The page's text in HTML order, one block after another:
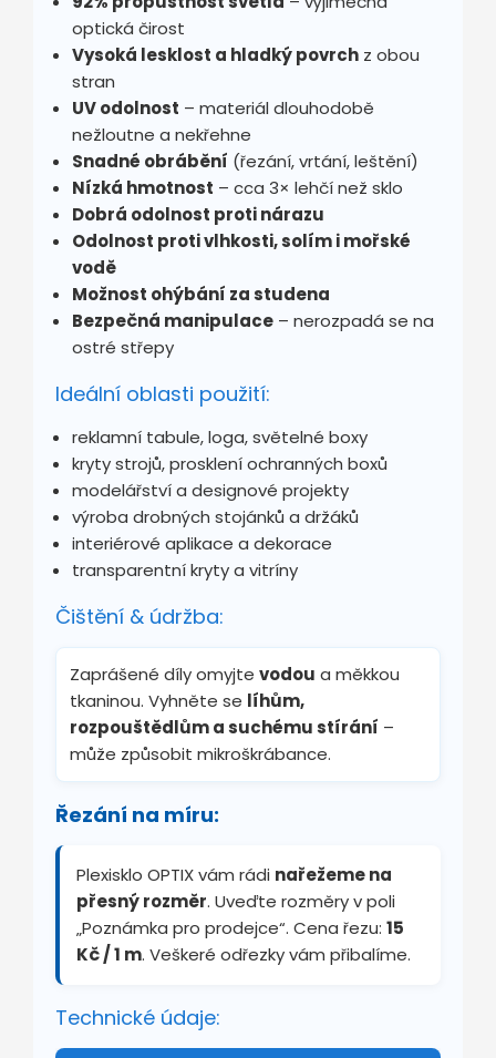
optická čirost
Vysoká lesklost a hladký povrch z obou
stran
UV odolnost – materiál dlouhodobě
nežloutne a nekřehne
Snadné obrábění (řezání, vrtání, leštění)
Nízká hmotnost – cca 3× lehčí než sklo
Dobrá odolnost proti nárazu
Odolnost proti vlhkosti, solím i mořské
vodě
Možnost ohýbání za studena
Bezpečná manipulace – nerozpadá se na
ostré střepy
Ideální oblasti použití:
reklamní tabule, loga, světelné boxy
kryty strojů, prosklení ochranných boxů
modelářství a designové projekty
výroba drobných stojánků a držáků
interiérové aplikace a dekorace
transparentní kryty a vitríny
Čištění & údržba:
Zaprášené díly omyjte vodou a měkkou
tkaninou. Vyhněte se líhům,
rozpouštědlům a suchému stírání –
může způsobit mikroškrábance.
Řezání na míru:
Plexisklo OPTIX vám rádi nařežeme na
přesný rozměr. Uveďte rozměry v poli
„Poznámka pro prodejce“. Cena řezu: 15
Kč / 1 m. Veškeré odřezky vám přibalíme.
Technické údaje: